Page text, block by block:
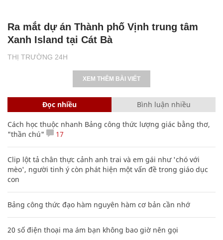
THỊ TRƯỜNG 24H
Ra mắt dự án Thành phố Vịnh trung tâm
Xanh Island tại Cát Bà
XEM THÊM BÀI VIẾT
Đọc nhiều Bình luận nhiều
Cách học thuộc nhanh Bảng công thức lượng giác bằng thơ,
"thần chú"
17
Clip lột tả chân thực cảnh anh trai và em gái như 'chó với
mèo', người tinh ý còn phát hiện một vấn đề trong giáo dục
con
Bảng công thức đạo hàm nguyên hàm cơ bản cần nhớ
20 số điện thoại ma ám bạn không bao giờ nên gọi